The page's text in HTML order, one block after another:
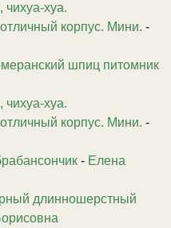
чихуа-хуа.
корпус. Мини. -
шпиц питомник
чихуа-хуа.
корпус. Мини. -
- Елена
длинношерстный